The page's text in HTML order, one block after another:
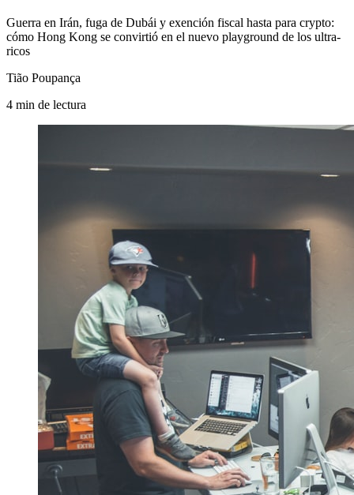
Guerra en Irán, fuga de Dubái y exención fiscal hasta para crypto:
cómo Hong Kong se convirtió en el nuevo playground de los ultra-
ricos
Tião Poupança
4 min de lectura